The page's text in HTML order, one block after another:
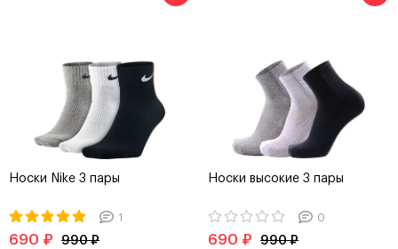
Носки Nike 3 пары
1
690 ₽ 990 ₽
Носки высокие 3 пары
0
690 ₽ 990 ₽